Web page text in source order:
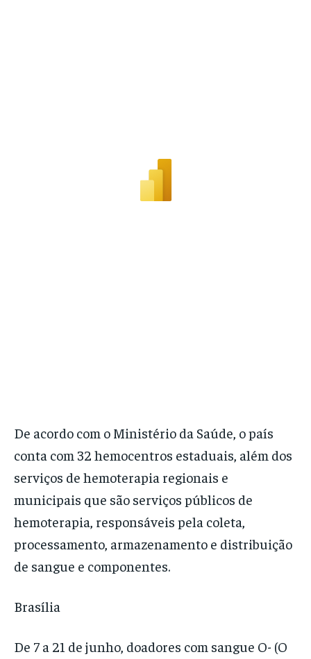
De acordo com o Ministério da Saúde, o país
conta com 32 hemocentros estaduais, além dos
serviços de hemoterapia regionais e
municipais que são serviços públicos de
hemoterapia, responsáveis pela coleta,
processamento, armazenamento e distribuição
de sangue e componentes.
Brasília
De 7 a 21 de junho, doadores com sangue O- (O